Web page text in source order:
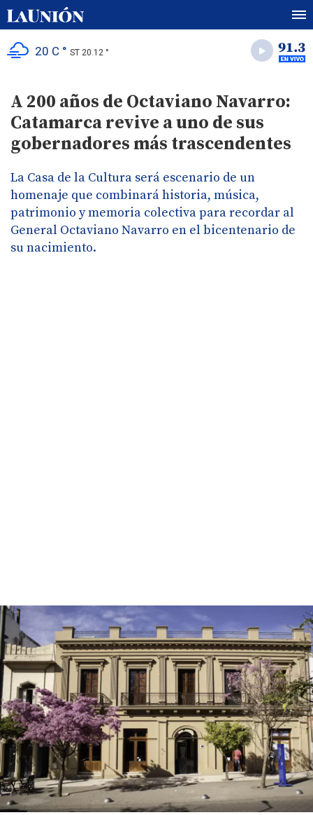
20 C ° ST 20.12 °
A 200 años de Octaviano Navarro:
Catamarca revive a uno de sus
gobernadores más trascendentes
La Casa de la Cultura será escenario de un
homenaje que combinará historia, música,
patrimonio y memoria colectiva para recordar al
General Octaviano Navarro en el bicentenario de
su nacimiento.